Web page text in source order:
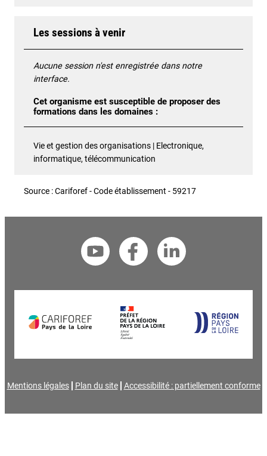
Les sessions à venir
Aucune session n'est enregistrée dans notre
interface.
Cet organisme est susceptible de proposer des
formations dans les domaines :
Vie et gestion des organisations | Electronique,
informatique, télécommunication
Source : Cariforef - Code établissement - 59217
Mentions légales Plan du site Accessibilité : partiellement conforme